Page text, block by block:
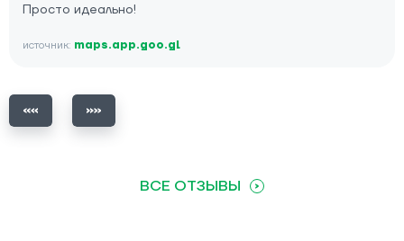
Просто идеально!
источник: maps.app.goo.gl
ВСЕ ОТЗЫВЫ